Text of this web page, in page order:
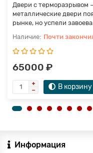
Двери с терморазрывом
металлические двери
рынке, но успели завоева..
Почти
65000 ₽
В корзину
Информация